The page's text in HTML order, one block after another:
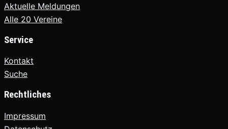
Aktuelle Meldungen
Alle 20 Vereine
Service
Kontakt
Suche
Rechtliches
Impressum